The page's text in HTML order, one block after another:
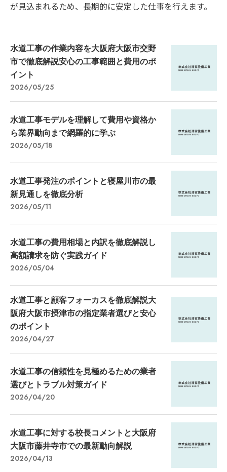
が見込まれるため、長期的に安定した仕事を行えます。
水道工事の作業内容を大阪府大阪市交野
市で徹底解説安心の工事範囲と費用のポ
イント
2026/05/25
水道工事モデルを理解して費用や資格か
ら業界動向まで網羅的に学ぶ
2026/05/18
水道工事発注のポイントと寝屋川市の最
新見通しを徹底分析
2026/05/11
水道工事の費用相場と内訳を徹底解説し
高額請求を防ぐ実践ガイド
2026/05/04
水道工事と顧客フォーカスを徹底解説大
阪府大阪市摂津市の指定業者選びと安心
のポイント
2026/04/27
水道工事の信頼性を見極めるための業者
選びとトラブル対策ガイド
2026/04/20
水道工事に対する校長コメントと大阪府
大阪市藤井寺市での最新動向解説
2026/04/13